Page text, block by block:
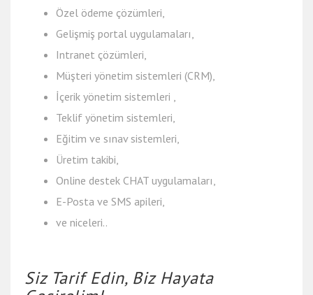
Özel ödeme çözümleri,
Gelişmiş portal uygulamaları,
Intranet çözümleri,
Müşteri yönetim sistemleri (CRM),
İçerik yönetim sistemleri ,
Teklif yönetim sistemleri,
Eğitim ve sınav sistemleri,
Üretim takibi,
Online destek CHAT uygulamaları,
E-Posta ve SMS apileri,
ve niceleri..
Siz Tarif Edin, Biz Hayata